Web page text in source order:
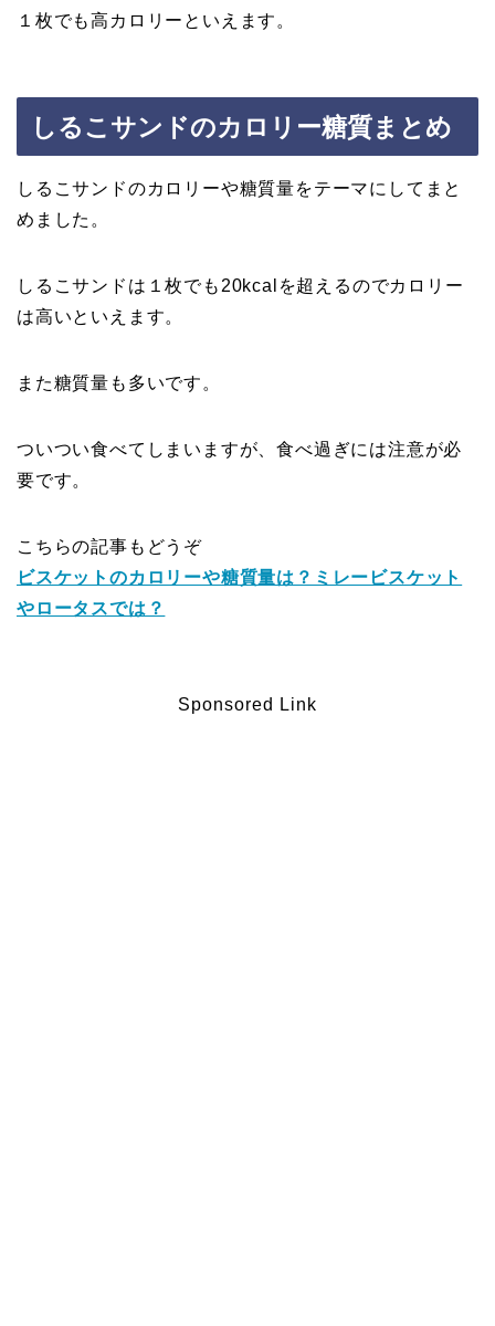
１枚でも高カロリーといえます。
しるこサンドのカロリー糖質まとめ
しるこサンドのカロリーや糖質量をテーマにしてまと
めました。
しるこサンドは１枚でも20kcalを超えるのでカロリー
は高いといえます。
また糖質量も多いです。
ついつい食べてしまいますが、食べ過ぎには注意が必
要です。
こちらの記事もどうぞ
ビスケットのカロリーや糖質量は？ミレービスケット
やロータスでは？
Sponsored Link